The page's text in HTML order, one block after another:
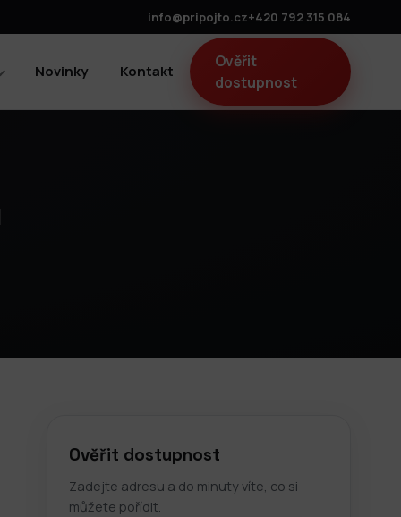
info@pripojto.cz+420 792 315 084
Novinky Kontakt
Ověřit
dostupnost
Ověřit dostupnost
Zadejte adresu a do minuty víte, co si
můžete pořídit.